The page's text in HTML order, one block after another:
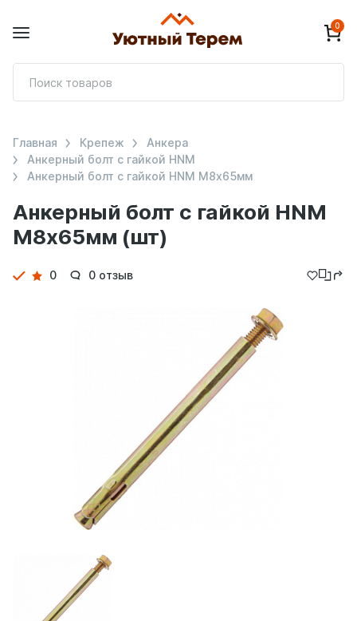
0
Анкерный болт с гайкой HNM
М8х65мм (шт)
Главная Крепеж
Анкера
Анкерный болт с гайкой HNM
Анкерный болт с гайкой HNM М8х65мм
Детали
0 0 отзыв